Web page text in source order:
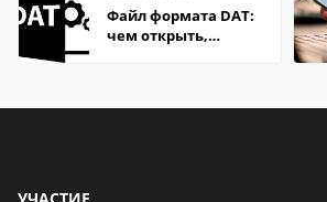
Файл формата DAT:
чем открыть,